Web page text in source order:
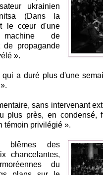
ukrainien
(Dans la
le cœur d'une
machine de
de propagande
».
qui a duré plus d'une
sans intervenant
plus près, en condensé,
témoin privilégié ».
blêmes des
chancelantes,
du